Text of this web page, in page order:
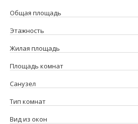
Общая площадь
Этажность
Жилая площадь
Площадь комнат
Санузел
Тип комнат
Вид из окон